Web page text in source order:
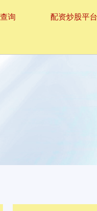
询 配资炒股平台